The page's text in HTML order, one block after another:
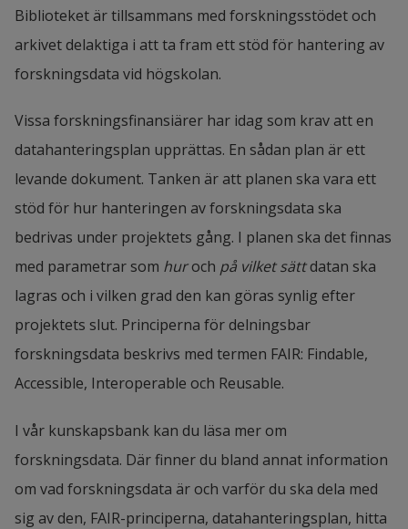
Biblioteket är tillsammans med forskningsstödet och
arkivet delaktiga i att ta fram ett stöd för hantering av
forskningsdata vid högskolan.
Vissa forskningsfinansiärer har idag som krav att en
datahanteringsplan upprättas. En sådan plan är ett
levande dokument. Tanken är att planen ska vara ett
stöd för hur hanteringen av forskningsdata ska
bedrivas under projektets gång. I planen ska det finnas
med parametrar som hur och på vilket sätt datan ska
lagras och i vilken grad den kan göras synlig efter
projektets slut. Principerna för delningsbar
forskningsdata beskrivs med termen FAIR: Findable,
Accessible, Interoperable och Reusable.
I vår kunskapsbank kan du läsa mer om
forskningsdata. Där finner du bland annat information
om vad forskningsdata är och varför du ska dela med
sig av den, FAIR-principerna, datahanteringsplan, hitta